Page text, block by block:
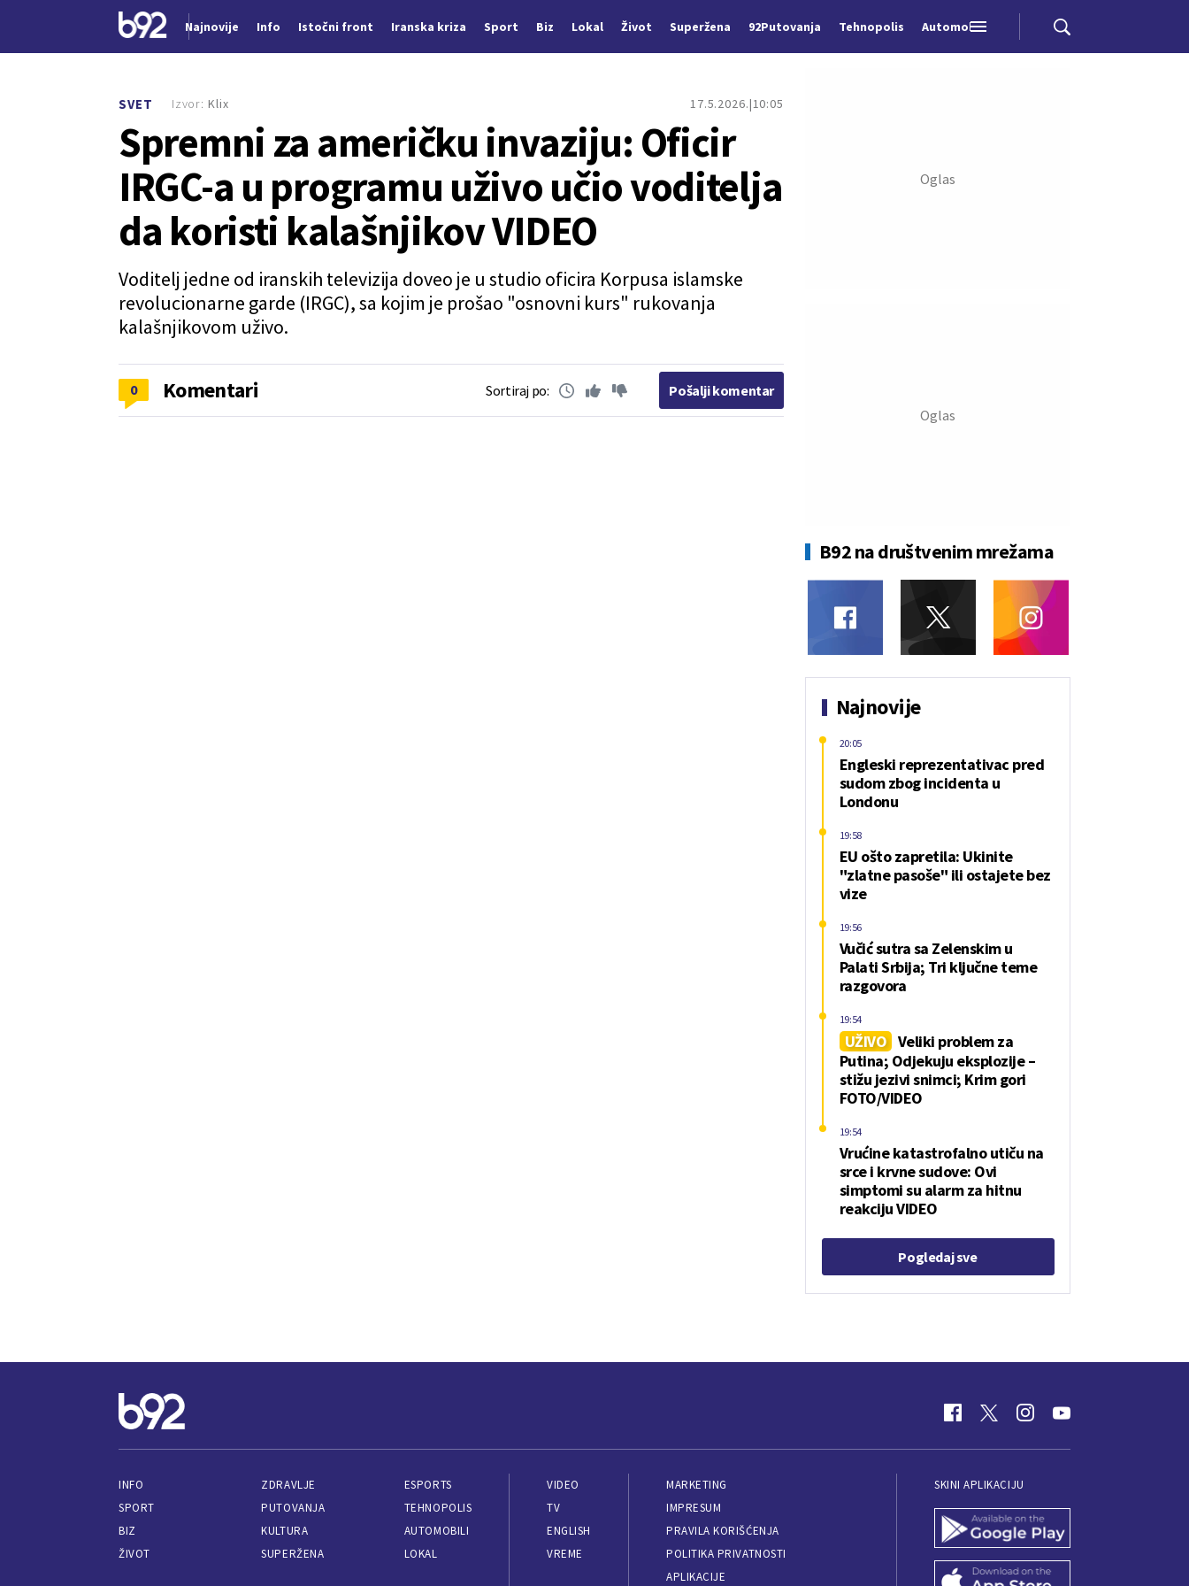
Najnovije Info Istočni front Iranska kriza Sport Biz Lokal Život Superžena 92Putovanja Tehnopolis Automobili
SVET 17.5.2026. 10:05
Spremni za američku invaziju: Oficir
IRGC-a u programu uživo učio voditelja
da koristi kalašnjikov VIDEO
Voditelj jedne od iranskih televizija doveo je u studio oficira Korpusa islamske
revolucionarne garde (IRGC), sa kojim je prošao "osnovni kurs" rukovanja
kalašnjikovom uživo.
Izvor: Klix
0 Komentari Sortiraj po: Pošalji komentar
B92 na društvenim mrežama
Najnovije
Engleski reprezentativac pred
sudom zbog incidenta u
Londonu
20:05
EU ošto zapretila: Ukinite
"zlatne pasoše" ili ostajete bez
vize
19:58
Vučić sutra sa Zelenskim u
Palati Srbija; Tri ključne teme
razgovora
19:56
UŽIVO Veliki problem za
Putina; Odjekuju eksplozije –
stižu jezivi snimci; Krim gori
FOTO/VIDEO
19:54
Vrućine katastrofalno utiču na
srce i krvne sudove: Ovi
simptomi su alarm za hitnu
reakciju VIDEO
19:54
Pogledaj sve
INFO
SPORT
BIZ
ŽIVOT
ZDRAVLJE
PUTOVANJA
KULTURA
SUPERŽENA
ESPORTS
TEHNOPOLIS
AUTOMOBILI
LOKAL
VIDEO
TV
ENGLISH
VREME
MARKETING
IMPRESUM
PRAVILA KORIŠĆENJA
POLITIKA PRIVATNOSTI
APLIKACIJE
SKINI APLIKACIJU